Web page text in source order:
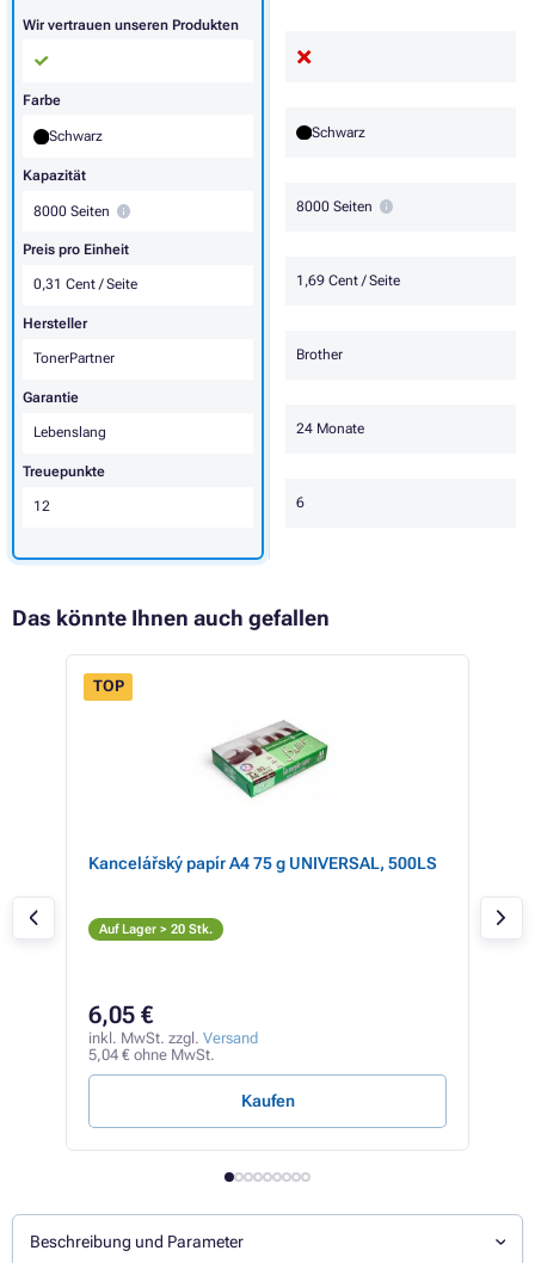
Schwarz
8000 Seiten
1,69 Cent / Seite
Brother
24 Monate
6
Wir vertrauen unseren Produkten
Farbe
Schwarz
Kapazität
8000 Seiten
Preis pro Einheit
0,31 Cent / Seite
Hersteller
TonerPartner
Garantie
Lebenslang
Treuepunkte
12
Das könnte Ihnen auch gefallen
TOP
Kancelářský papír A4 75 g UNIVERSAL, 500LS
Auf Lager > 20 Stk.
6,05 €
inkl. MwSt. zzgl. Versand
5,04 € ohne MwSt.
Kaufen
Beschreibung und Parameter